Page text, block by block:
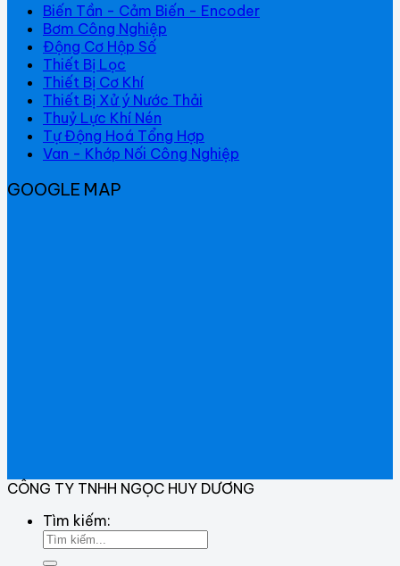
Biến Tần - Cảm Biến - Encoder
Bơm Công Nghiệp
Động Cơ Hộp Số
Thiết Bị Lọc
Thiết Bị Cơ Khí
Thiết Bị Xử ý Nước Thải
Thuỷ Lực Khí Nén
Tự Động Hoá Tổng Hợp
Van - Khớp Nối Công Nghiệp
GOOGLE MAP
CÔNG TY TNHH NGỌC HUY DƯƠNG
Tìm kiếm: